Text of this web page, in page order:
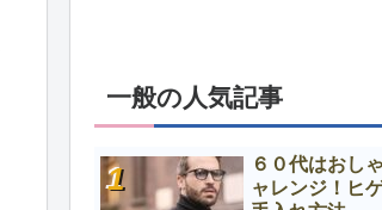
一般の人気記事
６０代はおし
ャレンジ！ヒ